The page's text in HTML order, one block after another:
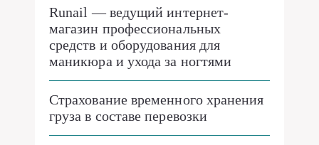
Runail — ведущий интернет-
магазин профессиональных
средств и оборудования для
маникюра и ухода за ногтями
Страхование временного хранения
груза в составе перевозки